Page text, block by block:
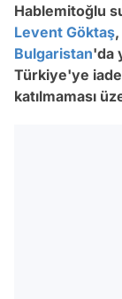
Hablemitoğlu
Levent Göktaş
Bulgaristan'da
Türkiye'ye
katılmaması